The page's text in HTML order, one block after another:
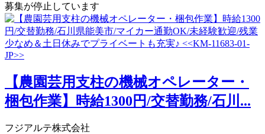
募集が停止しています
【農園芸用支柱の機械オペレーター・
梱包作業】時給1300円/交替勤務/石川...
フジアルテ株式会社